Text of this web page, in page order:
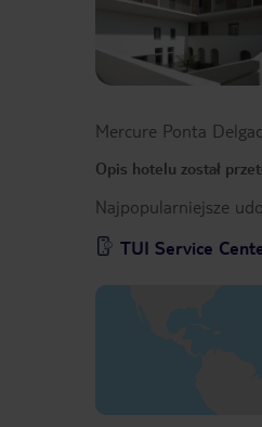
Mercure Ponta
Opis hotelu został
Najpopularniejsze
TUI Service